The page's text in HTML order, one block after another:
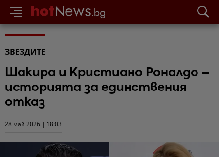
ЗВЕЗДИТЕ
Шакира и Кристиано Роналдо –
историята за единствения
отказ
28 май 2026 | 18:03